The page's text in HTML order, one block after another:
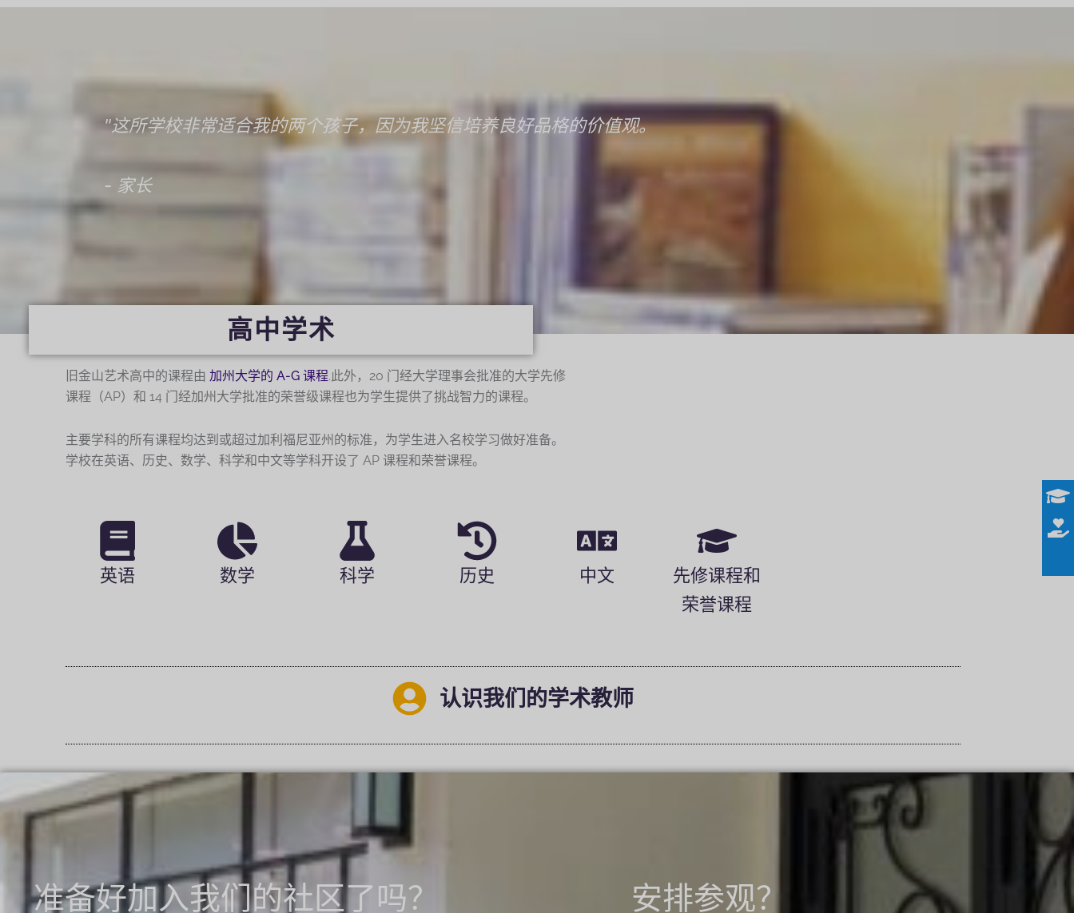
"这所学校非常适合我的两个孩子，因为我坚信培养良好品格的价值观。
- 家长
高中学术
旧金山艺术高中的课程由 加州大学的 A-G 课程.此外，20 门经大学理事会批准的大学先修
课程（AP）和 14 门经加州大学批准的荣誉级课程也为学生提供了挑战智力的课程。
主要学科的所有课程均达到或超过加利福尼亚州的标准，为学生进入名校学习做好准备。
学校在英语、历史、数学、科学和中文等学科开设了 AP 课程和荣誉课程。
英语 数学 科学 历史 中文
先修课程和
荣誉课程
认识我们的学术教师
准备好加入我们的社区了吗？ 安排参观？